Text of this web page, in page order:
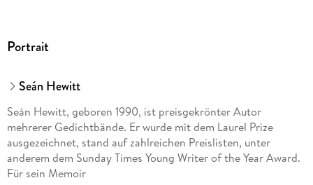
Portrait
Seán Hewitt
Seán Hewitt, geboren 1990, ist preisgekrönter Autor
mehrerer Gedichtbände. Er wurde mit dem Laurel Prize
ausgezeichnet, stand auf zahlreichen Preislisten, unter
anderem dem Sunday Times Young Writer of the Year Award.
Für sein Memoir